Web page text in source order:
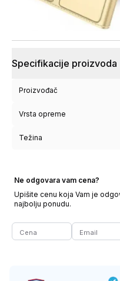
Specifikacije proizvoda
Proizvođač
Vrsta opreme
Težina
Ne odgovara vam cena?
Upišite cenu koja Vam je
najbolju ponudu.